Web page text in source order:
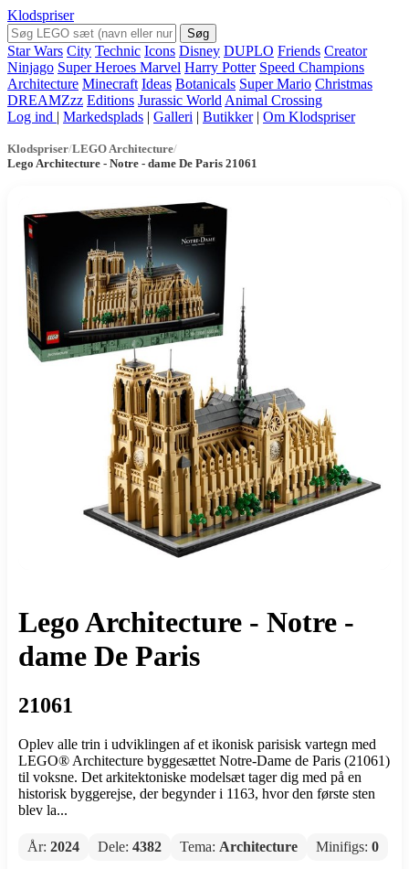
Klodspriser
Søg
Star Wars City Technic Icons Disney DUPLO Friends Creator
Ninjago Super Heroes Marvel Harry Potter Speed Champions
Architecture Minecraft Ideas Botanicals Super Mario Christmas
DREAMZzz Editions Jurassic World Animal Crossing
Log ind | Markedsplads | Galleri | Butikker | Om Klodspriser
Klodspriser/LEGO Architecture/
Lego Architecture - Notre - dame De Paris 21061
Lego Architecture - Notre -
dame De Paris
21061
Oplev alle trin i udviklingen af et ikonisk parisisk vartegn med
LEGO® Architecture byggesættet Notre-Dame de Paris (21061)
til voksne. Det arkitektoniske modelsæt tager dig med på en
historisk byggerejse, der begynder i 1163, hvor den første sten
blev la...
År: 2024 Dele: 4382 Tema: Architecture Minifigs: 0